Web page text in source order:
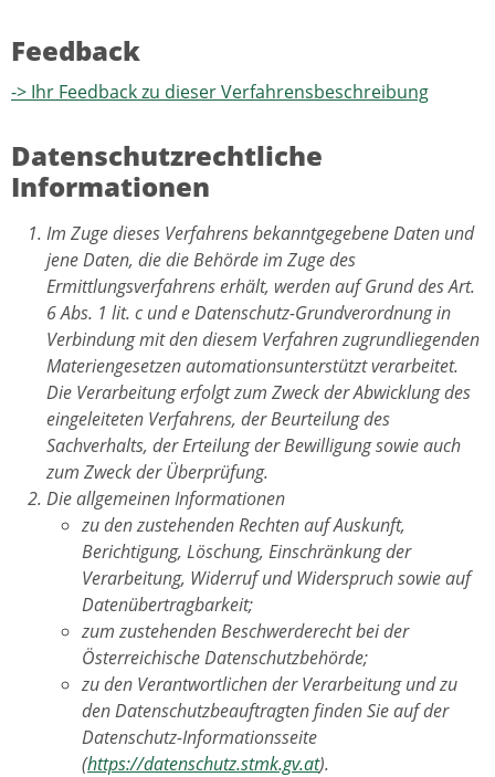
Feedback
-> Ihr Feedback zu dieser Verfahrensbeschreibung
Datenschutzrechtliche
Informationen
Im Zuge dieses Verfahrens bekanntgegebene Daten und
jene Daten, die die Behörde im Zuge des
Ermittlungsverfahrens erhält, werden auf Grund des Art.
6 Abs. 1 lit. c und e Datenschutz-Grundverordnung in
Verbindung mit den diesem Verfahren zugrundliegenden
Materiengesetzen automationsunterstützt verarbeitet.
Die Verarbeitung erfolgt zum Zweck der Abwicklung des
eingeleiteten Verfahrens, der Beurteilung des
Sachverhalts, der Erteilung der Bewilligung sowie auch
zum Zweck der Überprüfung.
Die allgemeinen Informationen
zu den zustehenden Rechten auf Auskunft,
Berichtigung, Löschung, Einschränkung der
Verarbeitung, Widerruf und Widerspruch sowie auf
Datenübertragbarkeit;
zum zustehenden Beschwerderecht bei der
Österreichische Datenschutzbehörde;
zu den Verantwortlichen der Verarbeitung und zu
den Datenschutzbeauftragten finden Sie auf der
Datenschutz-Informationsseite
(https://datenschutz.stmk.gv.at).